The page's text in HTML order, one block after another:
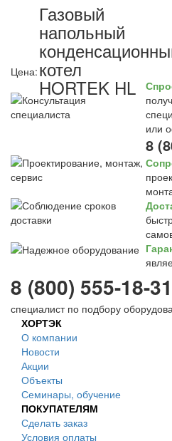
Газовый
напольный
котел
HORTEK HL
Цена:
или
8
8 (800) 555-18-31
специалист по подбору
ХОРТЭК
О компании
Новости
Акции
Объекты
Семинары, обучение
ПОКУПАТЕЛЯМ
Сделать заказ
Условия оплаты